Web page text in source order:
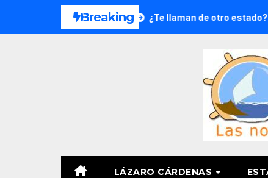
Breaking
en 8 meses ¿Te llaman de otro estado? Estas
LÁZARO CÁRDENAS